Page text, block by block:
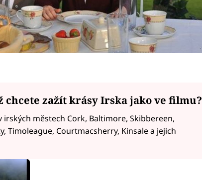
chcete zažít krásy Irska jako ve filmu?
irských městech Cork, Baltimore, Skibbereen,
Timoleague, Courtmacsherry, Kinsale a jejich